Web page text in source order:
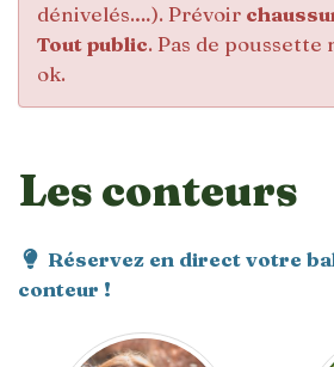
dénivelés.…). Prévoir
Tout public. Pas de
ok.
Les conteurs
Réservez en direct votre
conteur !